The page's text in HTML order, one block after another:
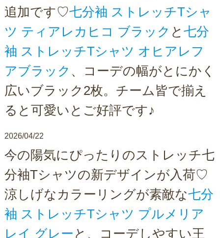
追加です♡七分袖 ストレッチTシャ
ツ ティアレカヒコ ブラック と 七分
袖 ストレッチTシャツ オヒアレフ
アブラック 、コーデの幅がとにかく
広いブラック2枚。チーム皆で揃え
ると可愛いとご好評です♪
2026/04/22
今の陽気にぴったりのストレッチ七
分袖Tシャツの新デザインが入荷♡
涼しげなカラーリングが素敵な七分
袖 ストレッチTシャツ プルメリア
レイ グレー と、コーデしやすい王